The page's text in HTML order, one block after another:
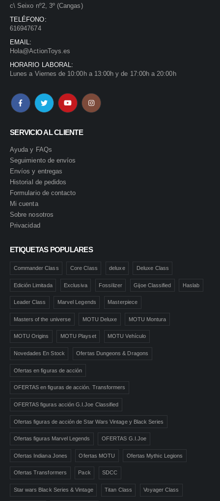
c\ Seixo nº2, 3º (Cangas)
TELÉFONO:
616947674
EMAIL:
Hola@ActionToys.es
HORARIO LABORAL:
Lunes a Viernes de 10:00h a 13:00h y de 17:00h a 20:00h
SERVICIO AL CLIENTE
Ayuda y FAQs
Seguimiento de envíos
Envíos y entregas
Historial de pedidos
Formulario de contacto
Mi cuenta
Sobre nosotros
Privacidad
ETIQUETAS POPULARES
Commander Class Core Class deluxe Deluxe Class
Edición Limitada Exclusiva Fossilizer Gijoe Classified Haslab
Leader Class Marvel Legends Masterpiece
Masters of the universe MOTU Deluxe MOTU Montura
MOTU Origins MOTU Playset MOTU Vehículo
Novedades En Stock Ofertas Dungeons & Dragons
Ofertas en figuras de acción
OFERTAS en figuras de acción. Transformers
OFERTAS figuras acción G.I.Joe Classified
Ofertas figuras de acción de Star Wars Vintage y Black Series
Ofertas figuras Marvel Legends OFERTAS G.I.Joe
Ofertas Indiana Jones Ofertas MOTU Ofertas Mythic Legions
Ofertas Transformers Pack SDCC
Star wars Black Series & Vintage Titan Class Voyager Class